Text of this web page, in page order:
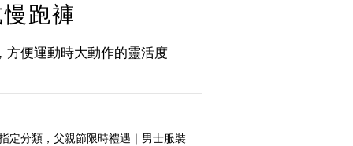
跑褲
方便運動時大動作的靈活度
定分類，父親節限時禮遇｜男士服裝